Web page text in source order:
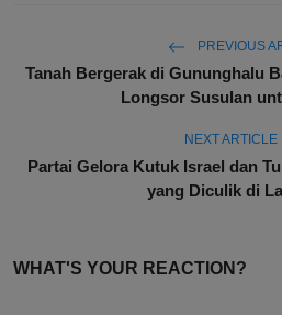
PREVIOUS
Tanah Bergerak di Gununghalu
Longsor Susulan
NEXT ARTICLE
Partai Gelora Kutuk Israel dan
yang Diculik di
WHAT'S YOUR REACTION?